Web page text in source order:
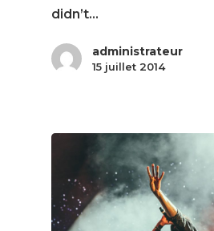
didn’t...
administrateur
15 juillet 2014